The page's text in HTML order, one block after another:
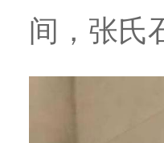
间，张氏